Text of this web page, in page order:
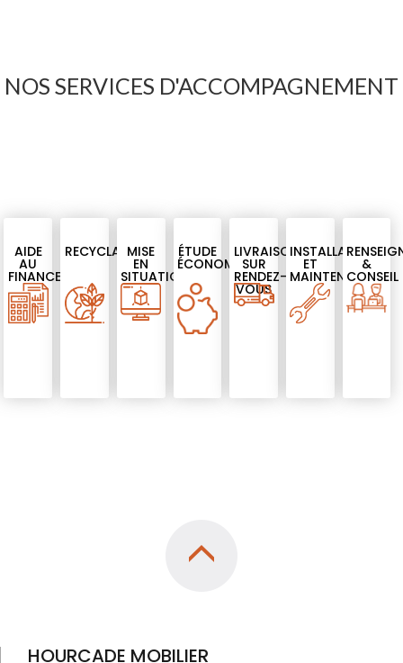
NOS SERVICES D'ACCOMPAGNEMENT
AIDE
AU
FINANCEMEMT
RECYCLAGEMISE
EN
SITUATION
ÉTUDE
ÉCONOMIQUE
LIVRAISON
SUR
RENDEZ-
VOUS
INSTALLATION
ET
MAINTENANCE
&
CONSEIL
HOURCADE MOBILIER